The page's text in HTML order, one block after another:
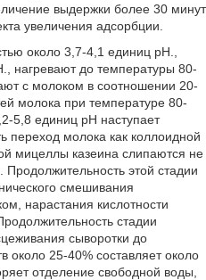
выдержки более 30 минут
увеличения адсорбции.
около 3,7-4,1 единиц pH.,
нагревают до температуры 80-
с молоком в соотношении 20-
молока при температуре 80-
5,8 единиц pH наступает
переход молока как коллоидной
мицеллы казеина слипаются не
этой стадии
смешивания
нарастания кислотности
стадии
сыворотки до
около 25-40% составляет около
отделение свободной воды,